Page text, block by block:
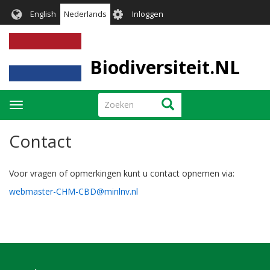
gaan
English Nederlands User
account
Inloggen
Biodiversiteit.NL
Zoeken Zoeken
Navigatie
wisselen
Contact
Voor vragen of opmerkingen kunt u contact opnemen via:
webmaster-CHM-CBD@minlnv.nl